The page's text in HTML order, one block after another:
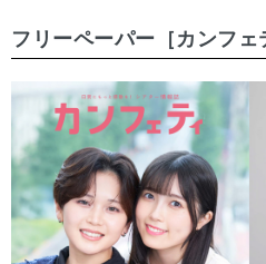
フリーペーパー［カンフェ